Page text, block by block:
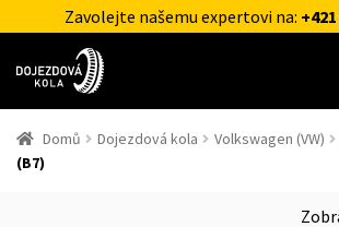
Zavolejte našemu expertovi na:
Domů Dojezdová kola Volkswagen (VW)
(B7)